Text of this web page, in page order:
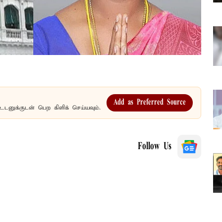
பெற கிளிக் செய்யவும்.
Add as Preferred Source
Follow Us